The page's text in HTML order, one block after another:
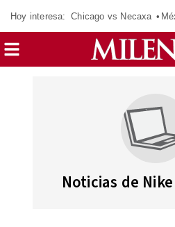
Hoy interesa: Chicago vs Necaxa
Noticias de